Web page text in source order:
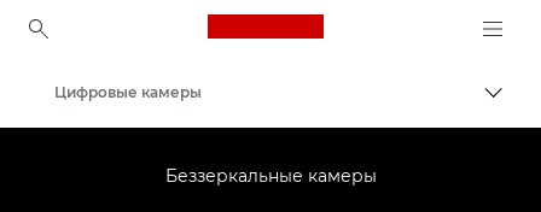
Canon Logo, back to
Цифровые камеры
Беззеркальные камеры